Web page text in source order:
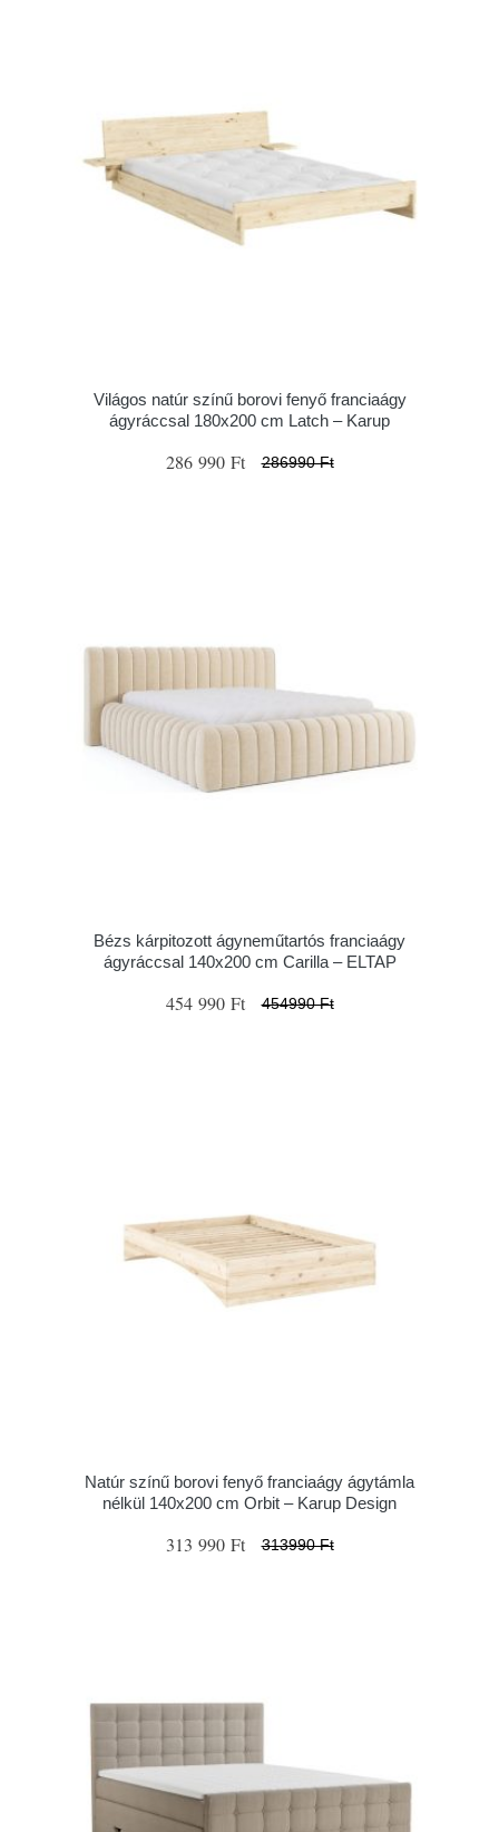
Világos natúr színű borovi fenyő franciaágy
ágyráccsal 180x200 cm Latch – Karup
286 990 Ft 286990 Ft
Bézs kárpitozott ágyneműtartós franciaágy
ágyráccsal 140x200 cm Carilla – ELTAP
454 990 Ft 454990 Ft
Natúr színű borovi fenyő franciaágy ágytámla
nélkül 140x200 cm Orbit – Karup Design
313 990 Ft 313990 Ft